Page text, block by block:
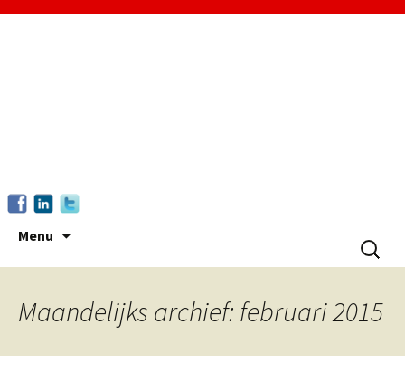
Menu
de
Zoeken
naar:
Maandelijks archief: februari 2015